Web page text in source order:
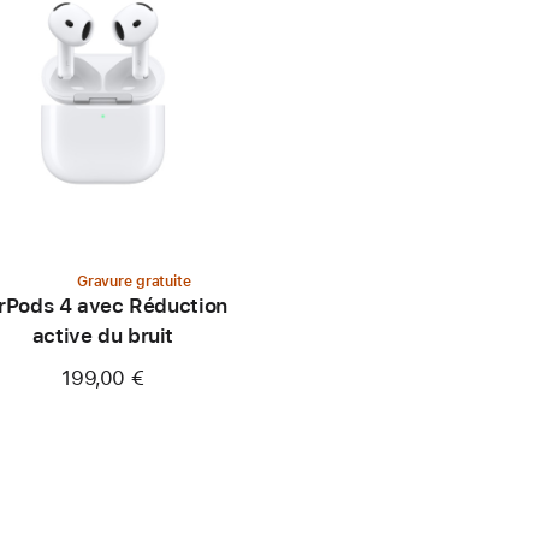
Gravure gratuite
4 avec Réduction
active du bruit
199,00 €